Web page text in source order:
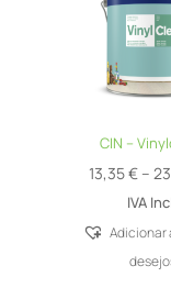
CIN –
13,35€ –
IVA
Adicionar